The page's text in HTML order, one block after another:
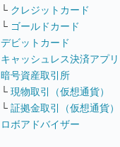
└ クレジットカード
└ ゴールドカード
デビットカード
キャッシュレス決済アプリ
暗号資産取引所
└ 現物取引（仮想通貨）
└ 証拠金取引（仮想通貨）
ロボアドバイザー